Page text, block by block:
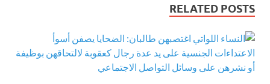
RELATED POSTS